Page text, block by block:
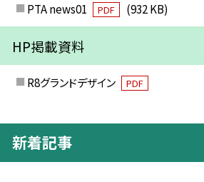
PTA news01
PDF (932 KB)
HP掲載資料
R8グランドデザイン PDF
新着記事